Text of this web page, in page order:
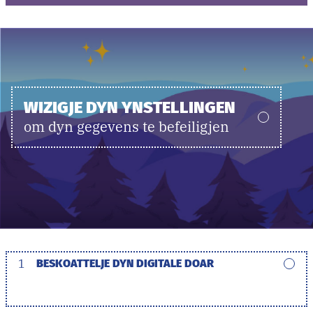
WIZIGJE DYN YNSTELLINGEN
om dyn gegevens te befeiligjen
1 BESKOATTELJE DYN DIGITALE DOAR